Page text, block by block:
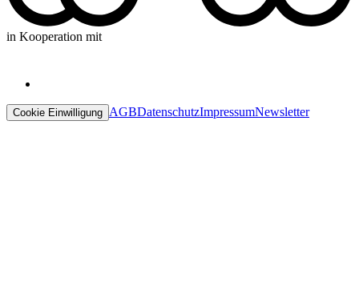
in Kooperation mit
Cookie Einwilligung AGBDatenschutzImpressumNewsletter